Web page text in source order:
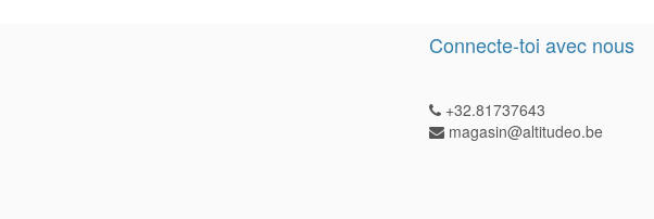
Connecte-toi avec nous
+32.81737643
magasin@altitudeo.be